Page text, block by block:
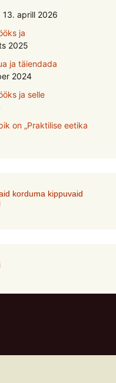
13. aprill 2026
ja
2025
ja täiendada
2024
ja selle
on „Praktilise eetika
korduma kippuvaid